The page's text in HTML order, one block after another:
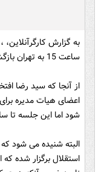
به گزارش
ساعت 15 به تهران بازگشتند و همه در انتظار روشن شدن تکلیف علیرضا منصوریان بودند.
از آنجا که سید رضا
اعضای هیات مدیره
شود اما این جلسه تا
البته شنیده می شود
استقلال برگزار شده